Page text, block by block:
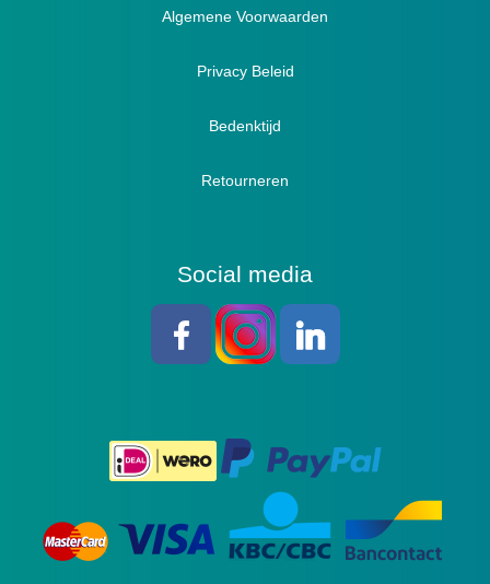
Pantoffels
Sandalen
Algemene Voorwaarden
Privacy Beleid
Bedenktijd
Retourneren
Social media